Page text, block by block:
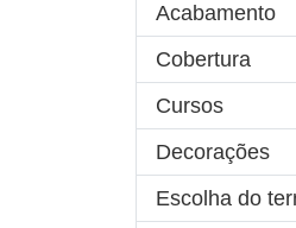
Acabamento
Cobertura
Cursos
Decorações
Escolha do